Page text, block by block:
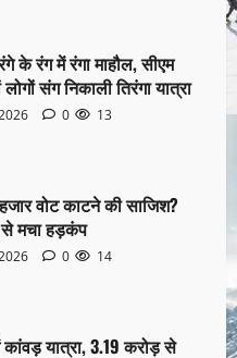
के रंग में रंगा माहौल, सीएम
लोगों संग निकाली तिरंगा यात्रा
0 13
वोट काटने की साजिश?
से मचा हड़कंप
0 14
यात्रा, 3.19 करोड़ से